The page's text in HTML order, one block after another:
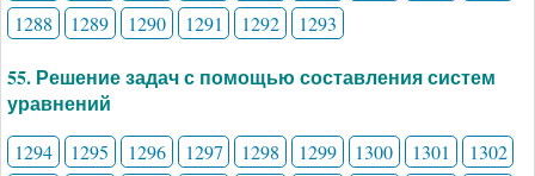
1288
1289 1290 1291 1292 1293
55. Решение задач с помощью составления систем
уравнений
1294 1295 1296 1297 1298 1299 1300 1301
1302